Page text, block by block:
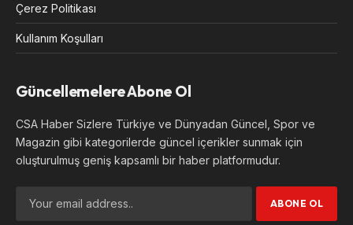
Çerez Politikası
Kullanım Koşulları
Güncellemelere Abone Ol
CSA Haber Sizlere Türkiye ve Dünyadan Güncel, Spor ve
Magazin gibi kategorilerde güncel içerikler sunmak için
oluşturulmuş geniş kapsamlı bir haber platformudur.